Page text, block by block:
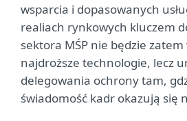
wsparcia i dopasowanych
realiach rynkowych kluczem
sektora MŚP nie będzie
najdroższe technologie, lecz
delegowania ochrony tam,
świadomość kadr okazują się